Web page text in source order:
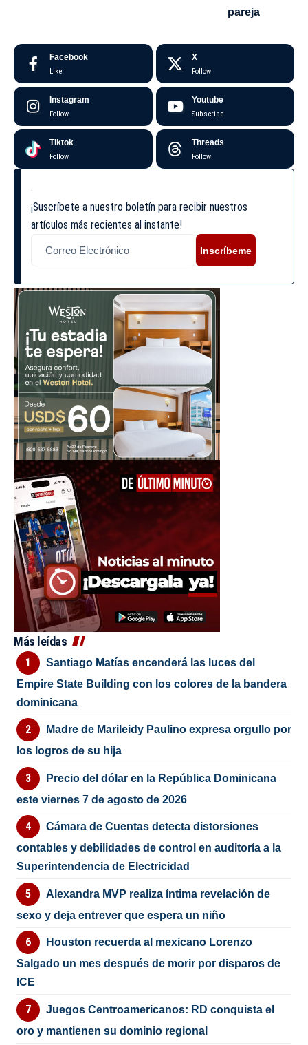
pareja
Facebook
Like
X
Follow
Instagram
Follow
Youtube
Subscribe
Tiktok
Follow
Threads
Follow
¡Suscríbete a nuestro boletín para recibir nuestros
artículos más recientes al instante!
Inscríbeme
Más leídas
Santiago Matías encenderá las luces del
Empire State Building con los colores de la bandera
dominicana
Madre de Marileidy Paulino expresa orgullo por
los logros de su hija
Precio del dólar en la República Dominicana
este viernes 7 de agosto de 2026
Cámara de Cuentas detecta distorsiones
contables y debilidades de control en auditoría a la
Superintendencia de Electricidad
Alexandra MVP realiza íntima revelación de
sexo y deja entrever que espera un niño
Houston recuerda al mexicano Lorenzo
Salgado un mes después de morir por disparos de
ICE
Juegos Centroamericanos: RD conquista el
oro y mantienen su dominio regional